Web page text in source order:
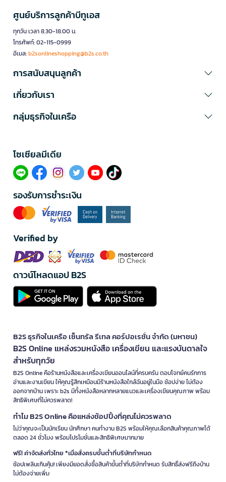
ศูนย์บริการลูกค้าบีทูเอส
ทุกวัน เวลา 8.30-18.00 น.
โทรศัพท์: 02-115-0999
อีเมล:b2sonlineshopping@b2s.co.th
การสนับสนุนลูกค้า
เกี่ยวกับเรา
กลุ่มธุรกิจในเครือ
โซเซียลมีเดีย​
รองรับการชำระเงิน
Verified by
ดาวน์โหลดแอป B2S
B2S ธุรกิจในเครือ เซ็นทรัล รีเทล คอร์ปอเรชั่น จำกัด (มหาชน)
B2S Online แหล่งรวมหนังสือ เครื่องเขียน และแรงบันดาลใจ
สำหรับทุกวัย
B2S Online คือร้านหนังสือและเครื่องเขียนออนไลน์ที่ครบครัน ตอบโจทย์คนรักการ
อ่านและงานเขียน ให้คุณรู้สึกเหมือนมีร้านหนังสือใกล้ฉันอยู่ในมือ ช้อปง่าย ไม่ต้อง
ออกจากบ้าน เพราะ b2s มีทั้งหนังสือหลากหลายแนวและเครื่องเขียนคุณภาพ พร้อม
สิทธิพิเศษที่ไม่ควรพลาด!
ทำไม B2S Online คือแหล่งช้อปปิ้งที่คุณไม่ควรพลาด
ไม่ว่าคุณจะเป็นนักเรียน นักศึกษา คนทำงาน B2S พร้อมให้คุณเลือกสินค้าคุณภาพได้
ตลอด 24 ชั่วโมง พร้อมโปรโมชั่นและสิทธิพิเศษมากมาย
ฟรี! ค่าจัดส่งทั่วไทย *เมื่อสั่งครบขั้นต่ำที่บริษัทกำหนด
ช้อปเพลินเกินคุ้ม! เพียงมียอดสั่งซื้อสินค้าขั้นต่ำที่บริษัทกำหนด รับสิทธิ์ส่งฟรีถึงบ้าน
ไม่ต้องจ่ายเพิ่ม